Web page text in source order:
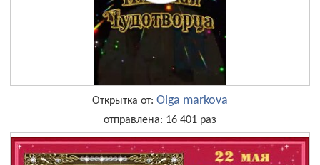
Открытка от: Olga markova
отправлена: 16 401 раз